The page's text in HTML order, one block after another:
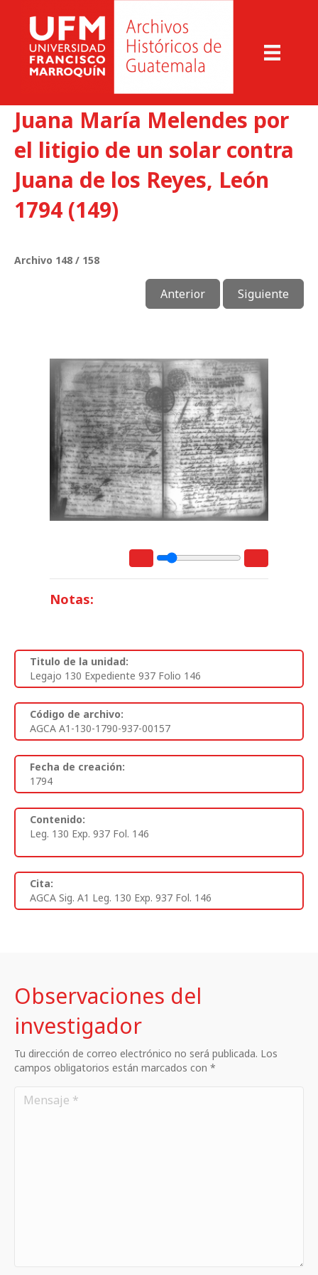
Juana María Melendes por
el litigio de un solar contra
Juana de los Reyes, León
1794 (149)
Archivo 148 / 158
Anterior Siguiente
Notas:
Titulo de la unidad:
Legajo 130 Expediente 937 Folio 146
Código de archivo:
AGCA A1-130-1790-937-00157
Fecha de creación:
1794
Contenido:
Leg. 130 Exp. 937 Fol. 146
Cita:
AGCA Sig. A1 Leg. 130 Exp. 937 Fol. 146
Observaciones del
investigador
Tu dirección de correo electrónico no será publicada. Los
campos obligatorios están marcados con *